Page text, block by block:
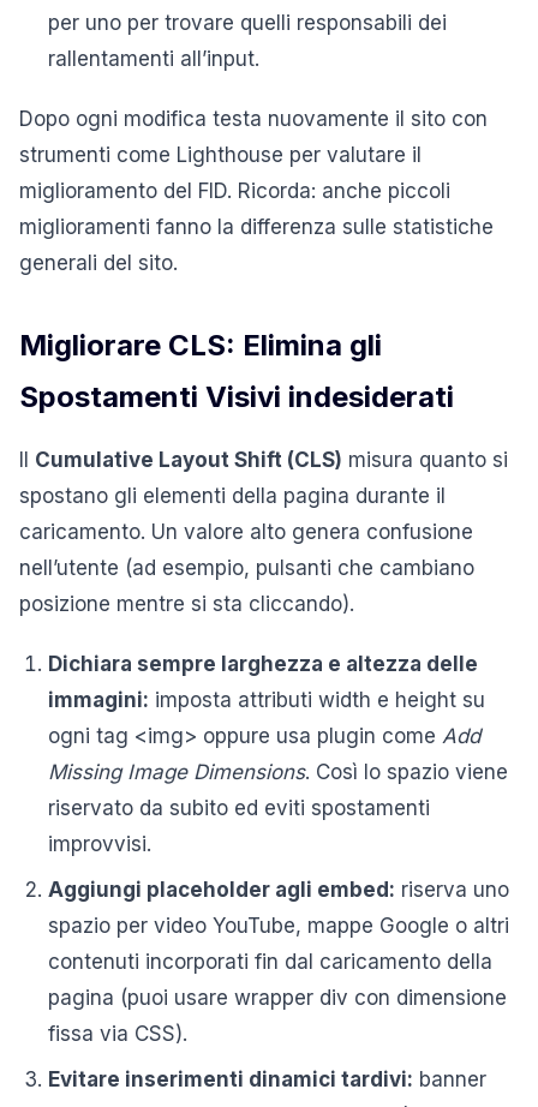
per uno per trovare quelli responsabili dei
rallentamenti all’input.
Dopo ogni modifica testa nuovamente il sito con
strumenti come Lighthouse per valutare il
miglioramento del FID. Ricorda: anche piccoli
miglioramenti fanno la differenza sulle statistiche
generali del sito.
Migliorare CLS: Elimina gli
Spostamenti Visivi indesiderati
Il Cumulative Layout Shift (CLS) misura quanto si
spostano gli elementi della pagina durante il
caricamento. Un valore alto genera confusione
nell’utente (ad esempio, pulsanti che cambiano
posizione mentre si sta cliccando).
Dichiara sempre larghezza e altezza delle
immagini: imposta attributi width e height su
ogni tag <img> oppure usa plugin come Add
Missing Image Dimensions. Così lo spazio viene
riservato da subito ed eviti spostamenti
improvvisi.
Aggiungi placeholder agli embed: riserva uno
spazio per video YouTube, mappe Google o altri
contenuti incorporati fin dal caricamento della
pagina (puoi usare wrapper div con dimensione
fissa via CSS).
Evitare inserimenti dinamici tardivi: banner